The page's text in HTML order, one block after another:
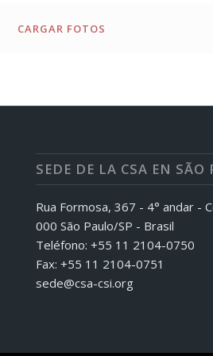
CARGAR FOTOS
SEDE DE LA CSA EN SÃO
Rua Formosa, 367 - 4° andar -
000 São Paulo/SP - Brasil
Teléfono: +55 11 2104-0750
Fax: +55 11 2104-0751
sede@csa-csi.org